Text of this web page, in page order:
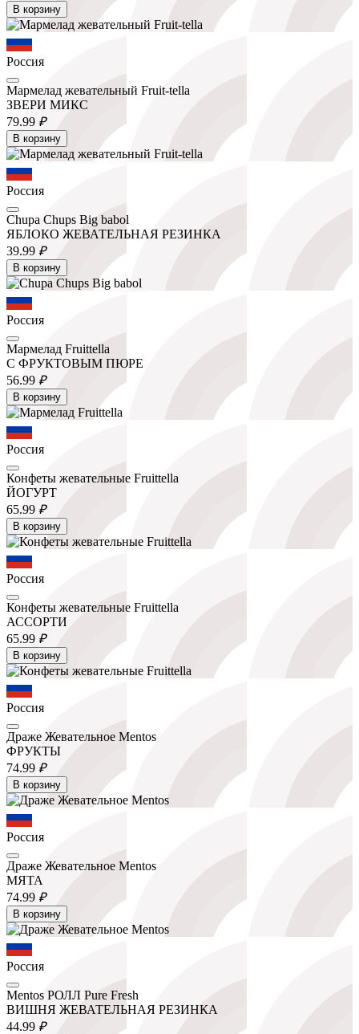
В корзину
Россия
Мармелад жевательный Fruit-tella
ЗВЕРИ МИКС
79.99 ₽
В корзину
Россия
Chupa Chups Big babol
ЯБЛОКО ЖЕВАТЕЛЬНАЯ РЕЗИНКА
39.99 ₽
В корзину
Россия
Мармелад Fruittella
С ФРУКТОВЫМ ПЮРЕ
56.99 ₽
В корзину
Россия
Конфеты жевательные Fruittella
ЙОГУРТ
65.99 ₽
В корзину
Россия
Конфеты жевательные Fruittella
АССОРТИ
65.99 ₽
В корзину
Россия
Драже Жевательное Mentos
ФРУКТЫ
74.99 ₽
В корзину
Россия
Драже Жевательное Mentos
МЯТА
74.99 ₽
В корзину
Россия
Mentos РОЛЛ Pure Fresh
ВИШНЯ ЖЕВАТЕЛЬНАЯ РЕЗИНКА
44.99 ₽